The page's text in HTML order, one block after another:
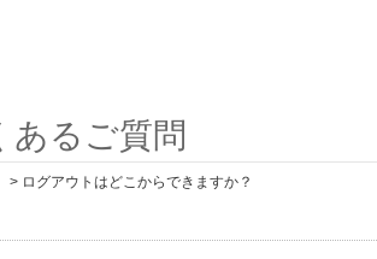
あるご質問
> ログアウトはどこからできますか？